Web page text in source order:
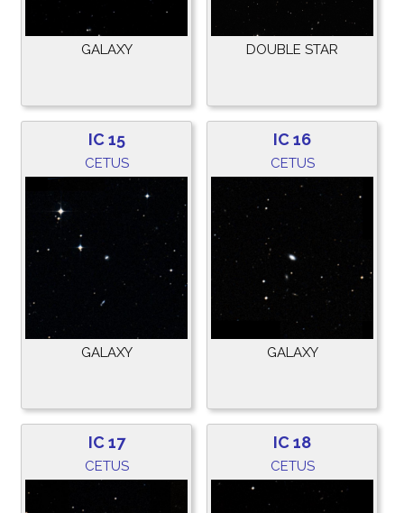
GALAXY DOUBLE STAR
IC 15
CETUS
GALAXY
IC 16
CETUS
GALAXY
IC 17
CETUS
IC 18
CETUS